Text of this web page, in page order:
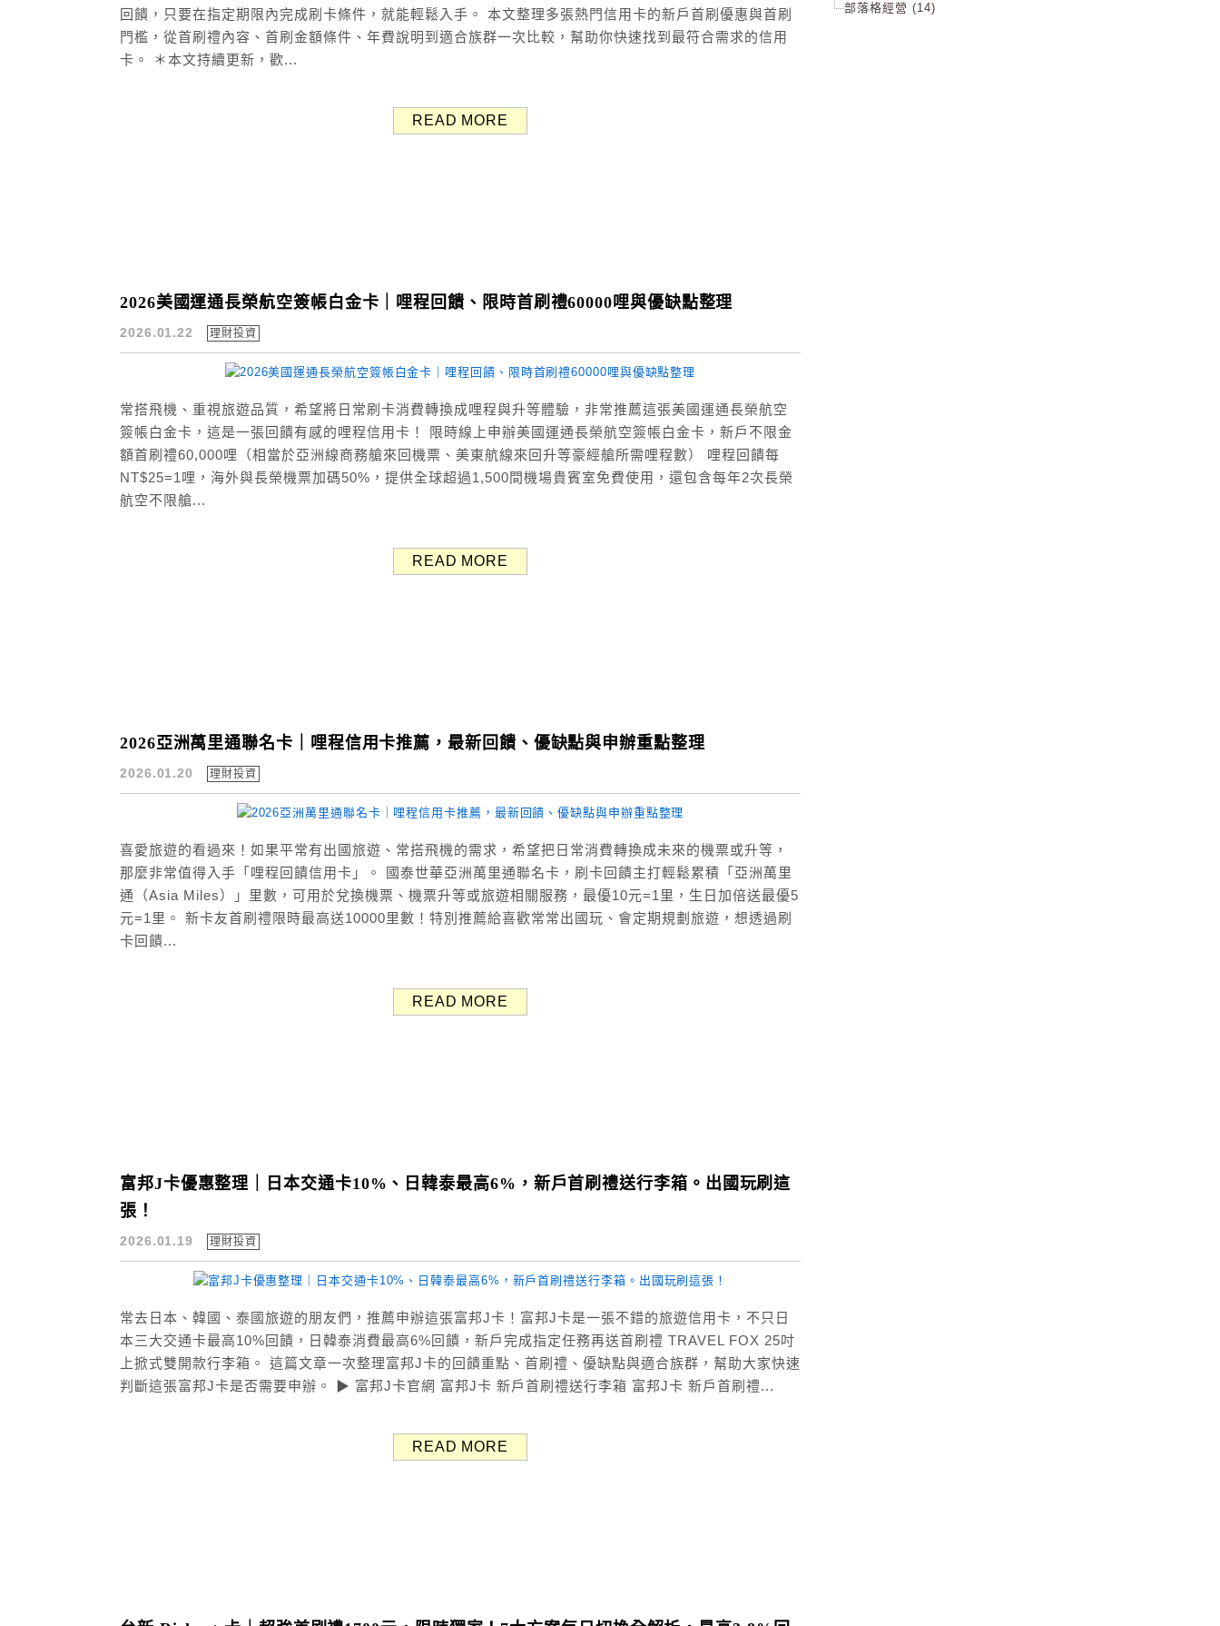
回饋，只要在指定期限內完成刷卡條件，就能輕鬆入手。 本文整理多張熱門信用卡的新戶首刷優惠與首刷
門檻，從首刷禮內容、首刷金額條件、年費說明到適合族群一次比較，幫助你快速找到最符合需求的信用
卡。 ＊本文持續更新，歡...
READ MORE
2026美國運通長榮航空簽帳白金卡｜哩程回饋、限時首刷禮60000哩與優缺點整理
2026.01.22 理財投資
常搭飛機、重視旅遊品質，希望將日常刷卡消費轉換成哩程與升等體驗，非常推薦這張美國運通長榮航空
簽帳白金卡，這是一張回饋有感的哩程信用卡！ 限時線上申辦美國運通長榮航空簽帳白金卡，新戶不限金
額首刷禮60,000哩（相當於亞洲線商務艙來回機票、美東航線來回升等豪經艙所需哩程數） 哩程回饋每
NT$25=1哩，海外與長榮機票加碼50%，提供全球超過1,500間機場貴賓室免費使用，還包含每年2次長榮
航空不限艙...
READ MORE
2026亞洲萬里通聯名卡｜哩程信用卡推薦，最新回饋、優缺點與申辦重點整理
2026.01.20 理財投資
喜愛旅遊的看過來！如果平常有出國旅遊、常搭飛機的需求，希望把日常消費轉換成未來的機票或升等，
那麼非常值得入手「哩程回饋信用卡」。 國泰世華亞洲萬里通聯名卡，刷卡回饋主打輕鬆累積「亞洲萬里
通（Asia Miles）」里數，可用於兌換機票、機票升等或旅遊相關服務，最優10元=1里，生日加倍送最優5
元=1里。 新卡友首刷禮限時最高送10000里數！特別推薦給喜歡常常出國玩、會定期規劃旅遊，想透過刷
卡回饋...
READ MORE
富邦J卡優惠整理｜日本交通卡10%、日韓泰最高6%，新戶首刷禮送行李箱。出國玩刷這
張！
2026.01.19 理財投資
常去日本、韓國、泰國旅遊的朋友們，推薦申辦這張富邦J卡！富邦J卡是一張不錯的旅遊信用卡，不只日
本三大交通卡最高10%回饋，日韓泰消費最高6%回饋，新戶完成指定任務再送首刷禮 TRAVEL FOX 25吋
上掀式雙開款行李箱。 這篇文章一次整理富邦J卡的回饋重點、首刷禮、優缺點與適合族群，幫助大家快速
判斷這張富邦J卡是否需要申辦。 ▶︎ 富邦J卡官網 富邦J卡 新戶首刷禮送行李箱 富邦J卡 新戶首刷禮...
READ MORE
部落格經營 (14)